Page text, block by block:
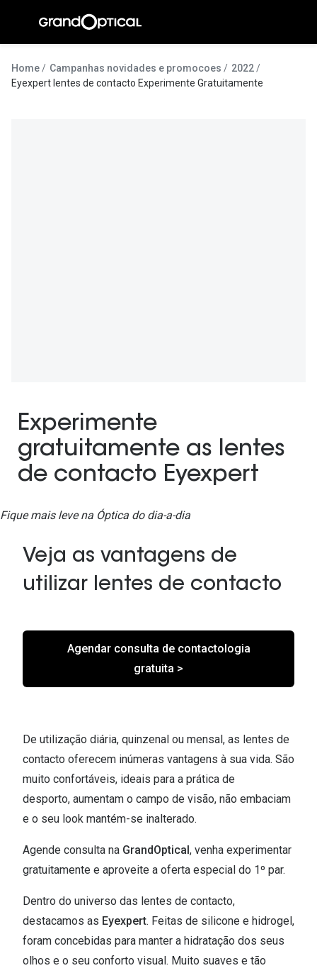
conteúdo
Home Campanhas novidades e promocoes
2022
Eyexpert lentes de contacto Experimente Gratuitamente
Experimente
gratuitamente as lentes
de contacto Eyexpert
Fique mais leve na Óptica do dia-a-dia
Veja as vantagens de
utilizar lentes de contacto
Agendar consulta de contactologia
gratuita >
De utilização diária, quinzenal ou mensal, as lentes de
contacto oferecem inúmeras vantagens à sua vida. São
muito confortáveis, ideais para a prática de
desporto, aumentam o campo de visão, não embaciam
e o seu look mantém-se inalterado.
Agende consulta na GrandOptical , venha experimentar
gratuitamente e aproveite a oferta especial do 1º par.
Dentro do universo das lentes de contacto,
destacamos as Eyexpert. Feitas de silicone e hidrogel,
foram concebidas para manter a hidratação dos seus
olhos e o seu conforto visual. Muito suaves e tão